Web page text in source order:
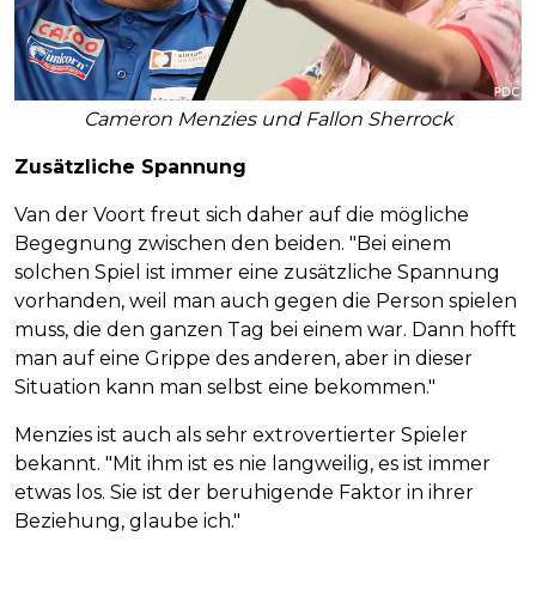
Cameron Menzies und Fallon Sherrock
Zusätzliche Spannung
Van der Voort freut sich daher auf die mögliche
Begegnung zwischen den beiden. "Bei einem
solchen Spiel ist immer eine zusätzliche Spannung
vorhanden, weil man auch gegen die Person spielen
muss, die den ganzen Tag bei einem war. Dann hofft
man auf eine Grippe des anderen, aber in dieser
Situation kann man selbst eine bekommen."
Menzies ist auch als sehr extrovertierter Spieler
bekannt. "Mit ihm ist es nie langweilig, es ist immer
etwas los. Sie ist der beruhigende Faktor in ihrer
Beziehung, glaube ich."